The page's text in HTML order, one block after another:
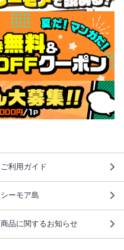
ご利用ガイド
シーモア島
商品に関するお知らせ